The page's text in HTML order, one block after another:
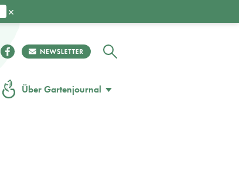
Über Gartenjournal
×